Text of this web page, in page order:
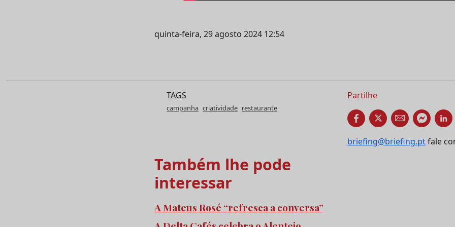
quinta-feira, 29 agosto 2024 12:54
TAGS
campanha criatividade restaurante
Partilhe
briefing@briefing.ptfale
Também lhe pode
interessar
A Mateus Rosé “refresca a conversa”